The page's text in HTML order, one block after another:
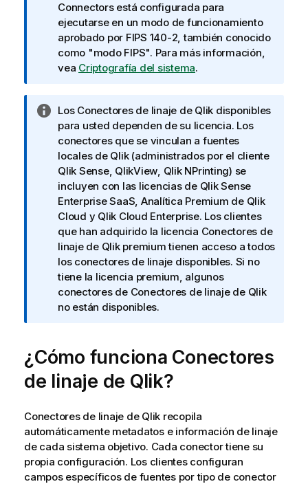
a
d
e
Q
l
C
l
o
u
d
G
o
v
e
r
n
m
e
n
Connectorsestá configurada para
ejecutarse en un modo de funcionamiento
aprobado por FIPS 140-2, también conocido
como "modo FIPS". Para más información,
vea Criptografía del sistema.
N
o
t
a
i
n
f
o
r
m
a
t
i
v
Los Conectores de linaje de Qlik disponibles
para usted dependen de su licencia. Los
conectores que se vinculan a fuentes
locales de Qlik (administrados por el cliente
Qlik Sense, QlikView, Qlik NPrinting) se
incluyen con las licencias de Qlik Sense
Enterprise SaaS, Analítica Premium de Qlik
Cloud y Qlik Cloud Enterprise. Los clientes
que han adquirido la licencia Conectores de
linaje de Qlikpremium tienen acceso a todos
los conectores de linaje disponibles. Si no
tiene la licencia premium, algunos
conectores de Conectores de linaje de Qlik
no están disponibles.
¿Cómo funciona Conectores
de linaje de Qlik?
Conectores de linaje de Qlik recopila
automáticamente metadatos e información de linaje
de cada sistema objetivo. Cada conector tiene su
propia configuración. Los clientes configuran
campos específicos de fuentes por tipo de conector